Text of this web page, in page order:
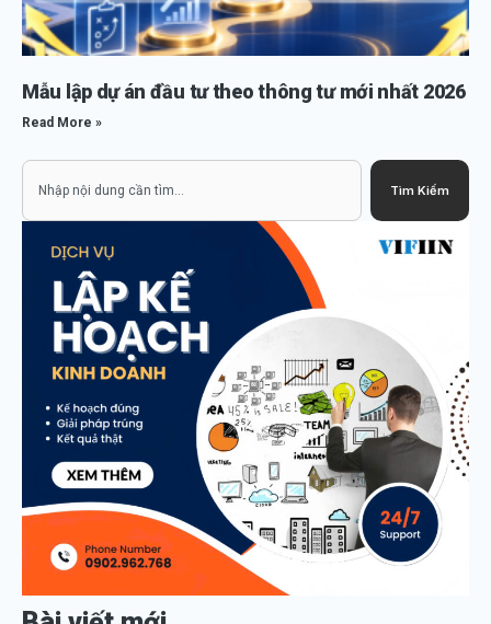
Mẫu lập dự án đầu tư theo thông tư mới nhất 2026
Read More »
Tìm Kiếm